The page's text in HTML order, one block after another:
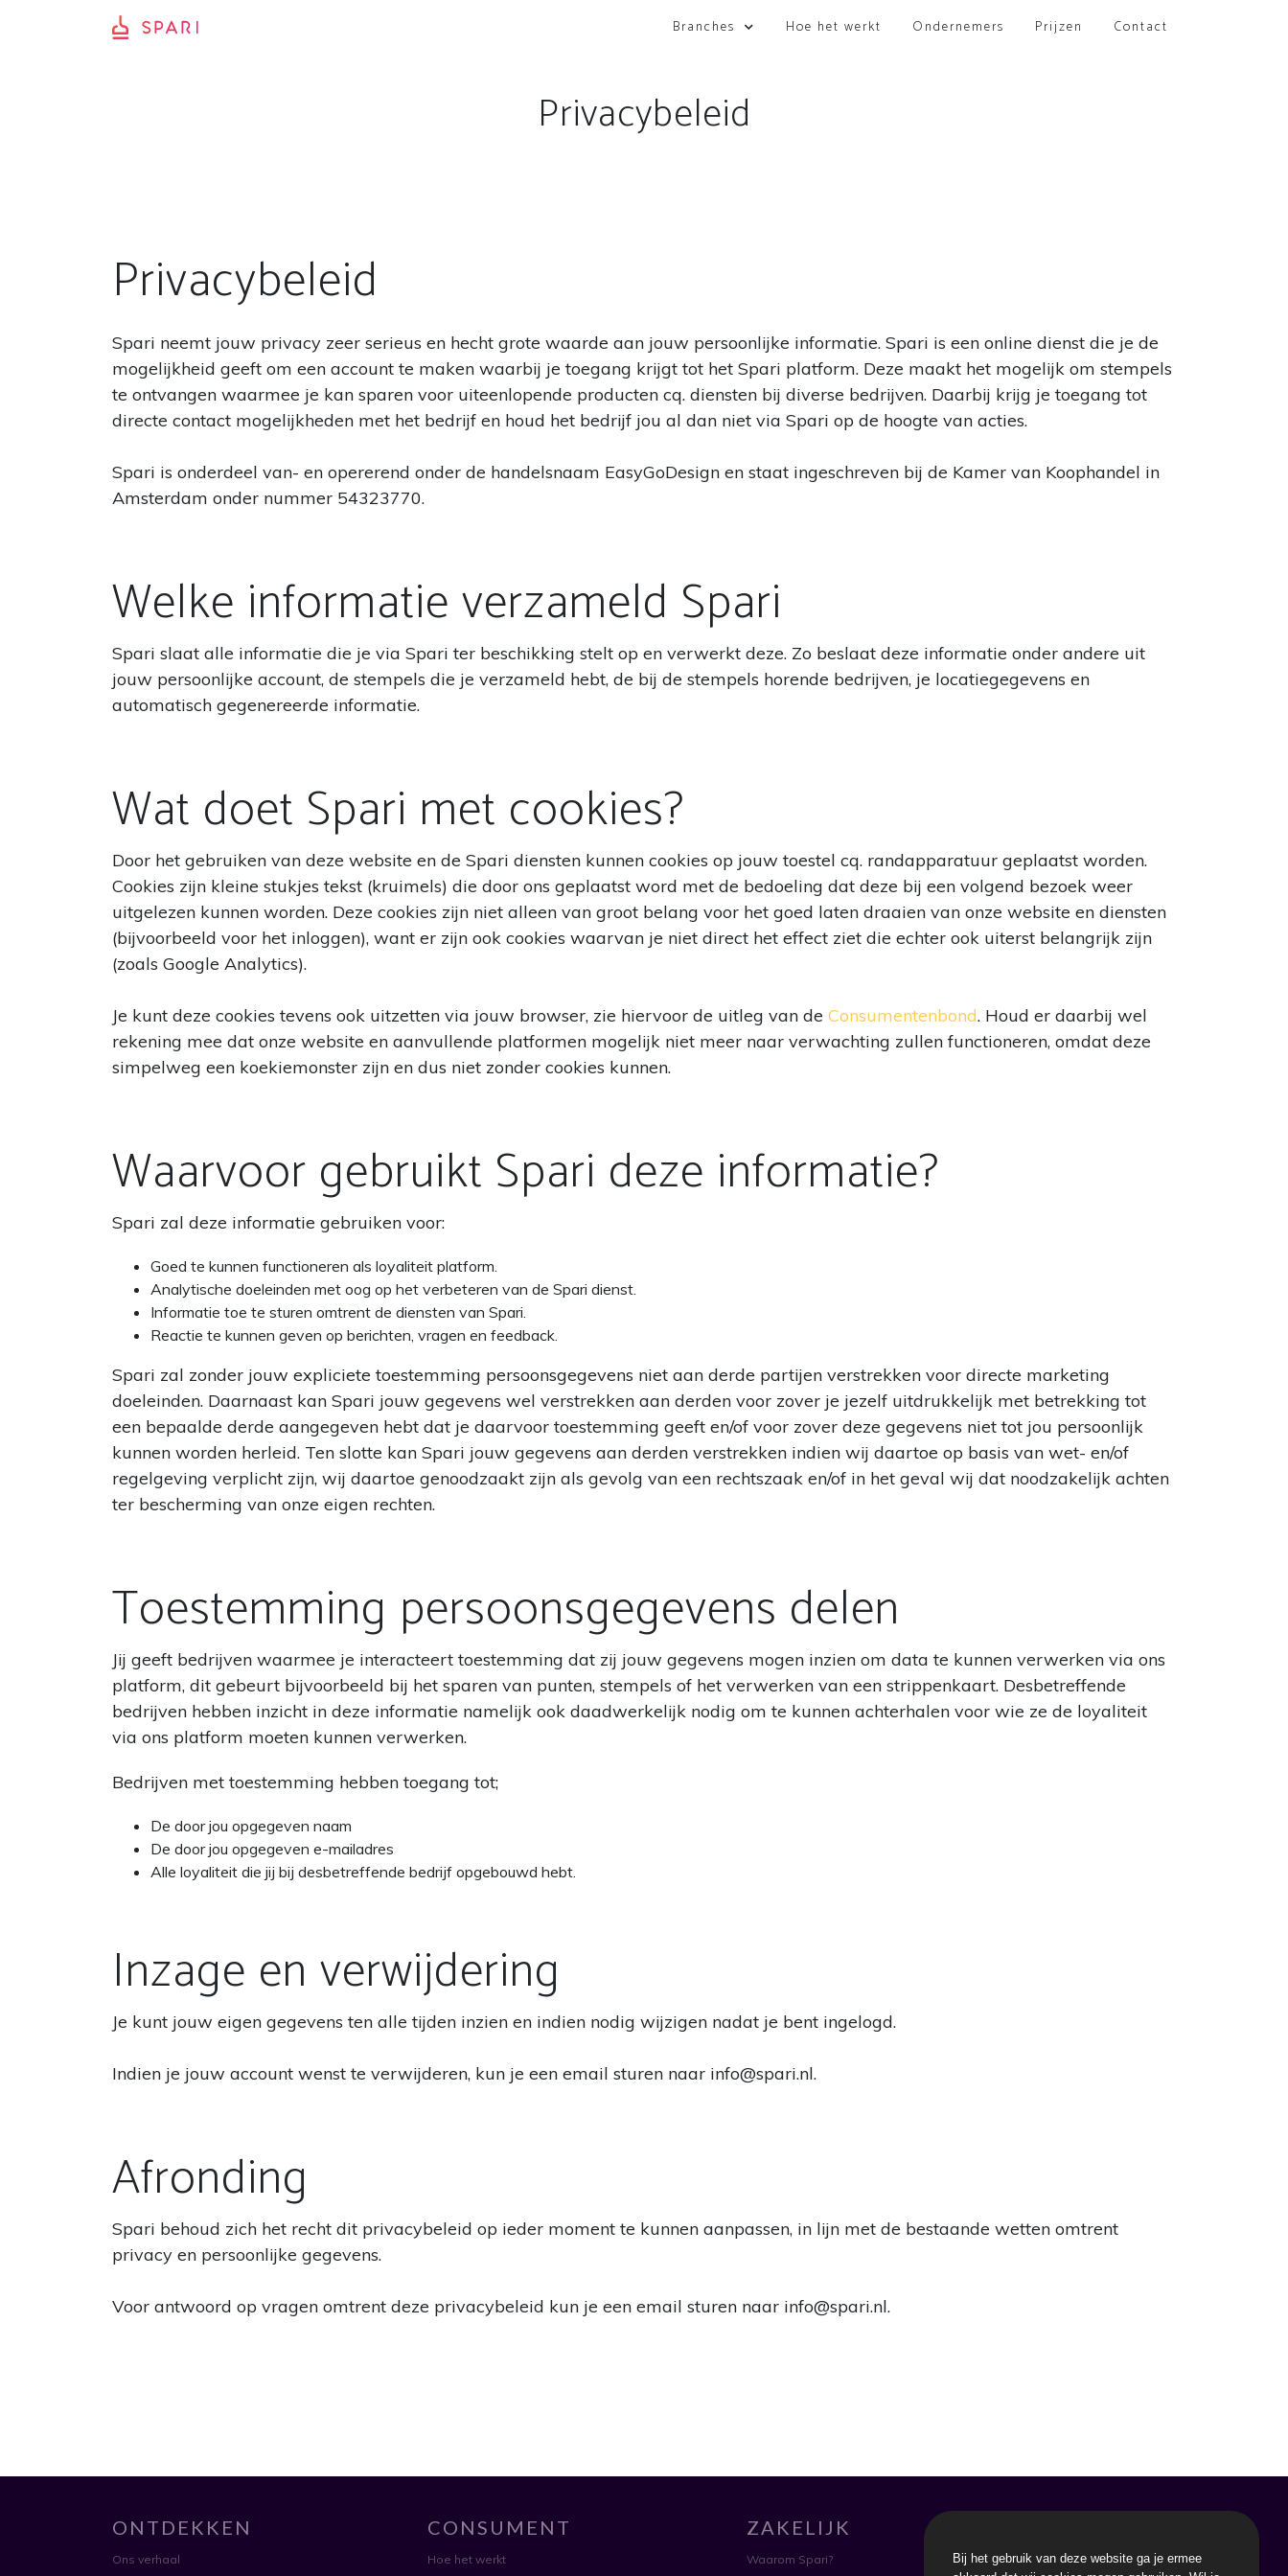
Branches Hoe het werkt Ondernemers Prijzen Contact
Privacybeleid
Privacybeleid
Spari neemt jouw privacy zeer serieus en hecht grote waarde aan jouw persoonlijke informatie. Spari is een online dienst die je de
mogelijkheid geeft om een account te maken waarbij je toegang krijgt tot het Spari platform. Deze maakt het mogelijk om stempels
te ontvangen waarmee je kan sparen voor uiteenlopende producten cq. diensten bij diverse bedrijven. Daarbij krijg je toegang tot
directe contact mogelijkheden met het bedrijf en houd het bedrijf jou al dan niet via Spari op de hoogte van acties.
Spari is onderdeel van- en opererend onder de handelsnaam EasyGoDesign en staat ingeschreven bij de Kamer van Koophandel in
Amsterdam onder nummer 54323770.
Welke informatie verzameld Spari
Spari slaat alle informatie die je via Spari ter beschikking stelt op en verwerkt deze. Zo beslaat deze informatie onder andere uit
jouw persoonlijke account, de stempels die je verzameld hebt, de bij de stempels horende bedrijven, je locatiegegevens en
automatisch gegenereerde informatie.
Wat doet Spari met cookies?
Door het gebruiken van deze website en de Spari diensten kunnen cookies op jouw toestel cq. randapparatuur geplaatst worden.
Cookies zijn kleine stukjes tekst (kruimels) die door ons geplaatst word met de bedoeling dat deze bij een volgend bezoek weer
uitgelezen kunnen worden. Deze cookies zijn niet alleen van groot belang voor het goed laten draaien van onze website en diensten
(bijvoorbeeld voor het inloggen), want er zijn ook cookies waarvan je niet direct het effect ziet die echter ook uiterst belangrijk zijn
(zoals Google Analytics).
Je kunt deze cookies tevens ook uitzetten via jouw browser, zie hiervoor de uitleg van de Consumentenbond. Houd er daarbij wel
rekening mee dat onze website en aanvullende platformen mogelijk niet meer naar verwachting zullen functioneren, omdat deze
simpelweg een koekiemonster zijn en dus niet zonder cookies kunnen.
Waarvoor gebruikt Spari deze informatie?
Spari zal deze informatie gebruiken voor:
Goed te kunnen functioneren als loyaliteit platform.
Analytische doeleinden met oog op het verbeteren van de Spari dienst.
Informatie toe te sturen omtrent de diensten van Spari.
Reactie te kunnen geven op berichten, vragen en feedback.
Spari zal zonder jouw expliciete toestemming persoonsgegevens niet aan derde partijen verstrekken voor directe marketing
doeleinden. Daarnaast kan Spari jouw gegevens wel verstrekken aan derden voor zover je jezelf uitdrukkelijk met betrekking tot
een bepaalde derde aangegeven hebt dat je daarvoor toestemming geeft en/of voor zover deze gegevens niet tot jou persoonlijk
kunnen worden herleid. Ten slotte kan Spari jouw gegevens aan derden verstrekken indien wij daartoe op basis van wet- en/of
regelgeving verplicht zijn, wij daartoe genoodzaakt zijn als gevolg van een rechtszaak en/of in het geval wij dat noodzakelijk achten
ter bescherming van onze eigen rechten.
Toestemming persoonsgegevens delen
Jij geeft bedrijven waarmee je interacteert toestemming dat zij jouw gegevens mogen inzien om data te kunnen verwerken via ons
platform, dit gebeurt bijvoorbeeld bij het sparen van punten, stempels of het verwerken van een strippenkaart. Desbetreffende
bedrijven hebben inzicht in deze informatie namelijk ook daadwerkelijk nodig om te kunnen achterhalen voor wie ze de loyaliteit
via ons platform moeten kunnen verwerken.
Bedrijven met toestemming hebben toegang tot;
De door jou opgegeven naam
De door jou opgegeven e-mailadres
Alle loyaliteit die jij bij desbetreffende bedrijf opgebouwd hebt.
Inzage en verwijdering
Je kunt jouw eigen gegevens ten alle tijden inzien en indien nodig wijzigen nadat je bent ingelogd.
Indien je jouw account wenst te verwijderen, kun je een email sturen naar info@spari.nl.
Afronding
Spari behoud zich het recht dit privacybeleid op ieder moment te kunnen aanpassen, in lijn met de bestaande wetten omtrent
privacy en persoonlijke gegevens.
Voor antwoord op vragen omtrent deze privacybeleid kun je een email sturen naar info@spari.nl.
ONTDEKKEN
Ons verhaal
CONSUMENT
Hoe het werkt
ZAKELIJK
Waarom Spari?
Digitale klantenkaart
Bij het gebruik van deze website ga je ermee